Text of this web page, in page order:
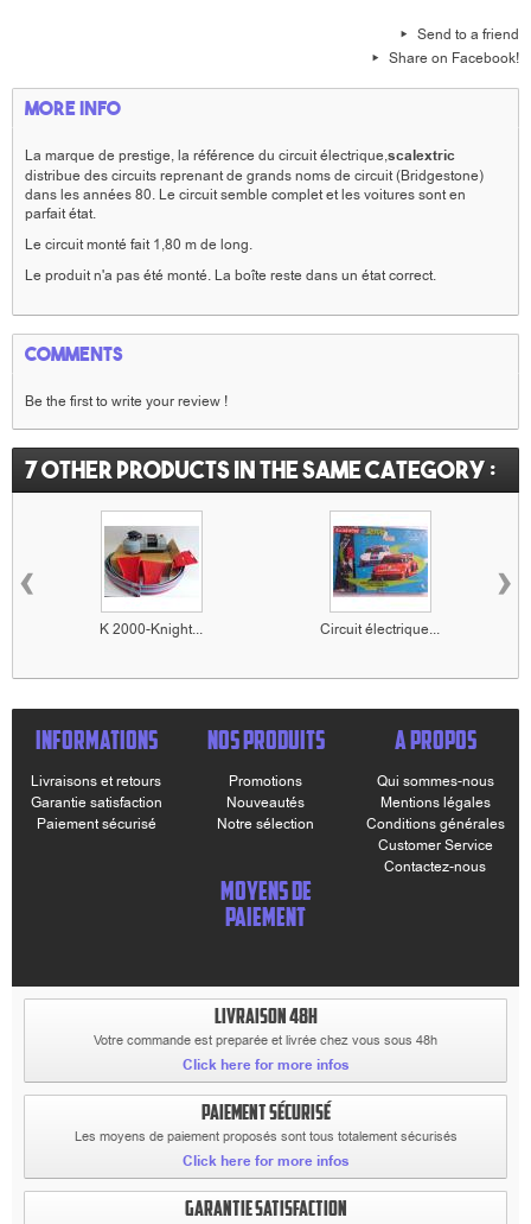
Send to a friend
Share on Facebook!
More info
La marque de prestige, la référence du circuit électrique,scalextric
distribue des circuits reprenant de grands noms de circuit (Bridgestone)
dans les années 80. Le circuit semble complet et les voitures sont en
parfait état.
Le circuit monté fait 1,80 m de long.
Le produit n'a pas été monté. La boîte reste dans un état correct.
Comments
Be the first to write your review !
7 other products in the same category :
K 2000-Knight... Circuit électrique...
‹ ›
INFORMATIONS
Livraisons et retours
Garantie satisfaction
Paiement sécurisé
NOS PRODUITS
Promotions
Nouveautés
Notre sélection
A PROPOS
Qui sommes-nous
Mentions légales
Conditions générales
Customer Service
Contactez-nous
MOYENS DE
PAIEMENT
LIVRAISON 48H
Votre commande est preparée et livrée chez vous sous 48h
Click here for more infos
PAIEMENT SÉCURISÉ
Les moyens de paiement proposés sont tous totalement sécurisés
Click here for more infos
GARANTIE SATISFACTION